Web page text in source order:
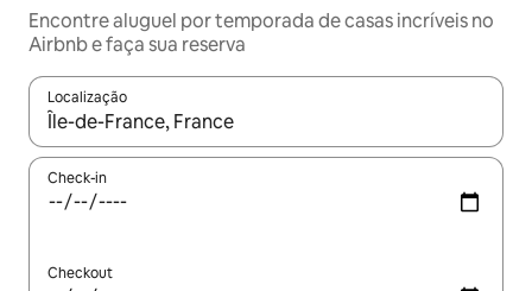
Encontre aluguel por temporada de casas incríveis no
Airbnb e faça sua reserva
Localização
Quando os resultados estiverem disponíveis, explore-os
Check-in
Checkout